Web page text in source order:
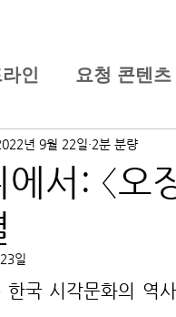
인 요청 콘텐츠
서: 〈오
년 9월 22일 2분 분량
일